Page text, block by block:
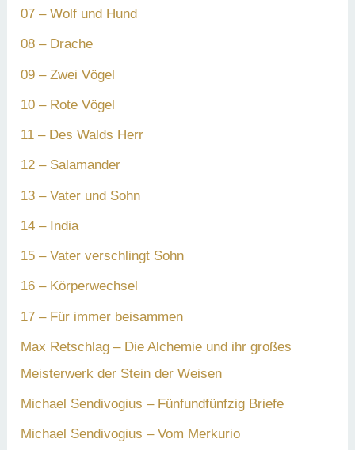
07 – Wolf und Hund
08 – Drache
09 – Zwei Vögel
10 – Rote Vögel
11 – Des Walds Herr
12 – Salamander
13 – Vater und Sohn
14 – India
15 – Vater verschlingt Sohn
16 – Körperwechsel
17 – Für immer beisammen
Max Retschlag – Die Alchemie und ihr großes
Meisterwerk der Stein der Weisen
Michael Sendivogius – Fünfundfünfzig Briefe
Michael Sendivogius – Vom Merkurio